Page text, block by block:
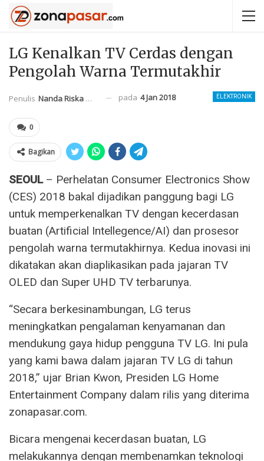
LG Kenalkan TV Cerdas dengan
Pengolah Warna Termutakhir
ELEKTRONIK
Penulis Nanda Riska Mahendra pada 4 Jan 2018
0
Bagikan
SEOUL– Perhelatan Consumer Electronics Show
(CES) 2018 bakal dijadikan panggung bagi LG
untuk memperkenalkan TV dengan kecerdasan
buatan (Artificial Intellegence/AI) dan prosesor
pengolah warna termutakhirnya. Kedua inovasi ini
dikatakan akan diaplikasikan pada jajaran TV
OLED dan Super UHD TV terbarunya.
“Secara berkesinambungan, LG terus
meningkatkan pengalaman kenyamanan dan
mendukung gaya hidup pengguna TV LG. Ini pula
yang kami bawa dalam jajaran TV LG di tahun
2018,” ujar Brian Kwon, Presiden LG Home
Entertainment Company dalam rilis yang diterima
zonapasar.com.
Bicara mengenai kecerdasan buatan, LG
melakukannya dengan membenamkan teknologi